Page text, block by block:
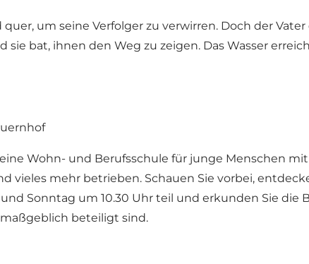
um seine Verfolger zu verwirren. Doch der
bat, ihnen den Weg zu zeigen. Das Wasser
Wohn- und Berufsschule für junge Menschen
vieles mehr betrieben. Schauen Sie vorbei,
Sonntag um 10.30 Uhr teil und erkunden Sie die
beteiligt sind.